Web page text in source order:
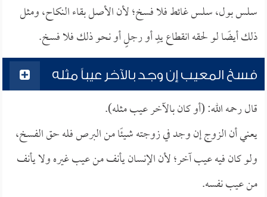
سلس بول، سلس غائط فلا فسخ؛ لأن الأصل بقاء النكاح، ومثل
ذلك أيضًا لو لحقه انقطاع يدٍ أو رجلٍ أو نحو ذلك فلا فسخ.
فسخ المعيب إن وجد بالآخر عيباً مثله
قال رحمه الله: (أو كان بالآخر عيب مثله).
يعني أن الزوج إن وجد في زوجته شيئًا من البرص فله حق الفسخ،
ولو كان فيه عيب آخر؛ لأن الإنسان يأنف من عيب غيره ولا يأنف
من عيب نفسه.